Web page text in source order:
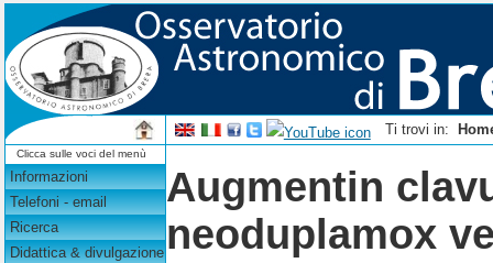
Ti trovi in:
Clicca sulle voci del menù
Informazioni
Telefoni - email
Ricerca
Didattica & divulgazione
Augmentin
neoduplamox